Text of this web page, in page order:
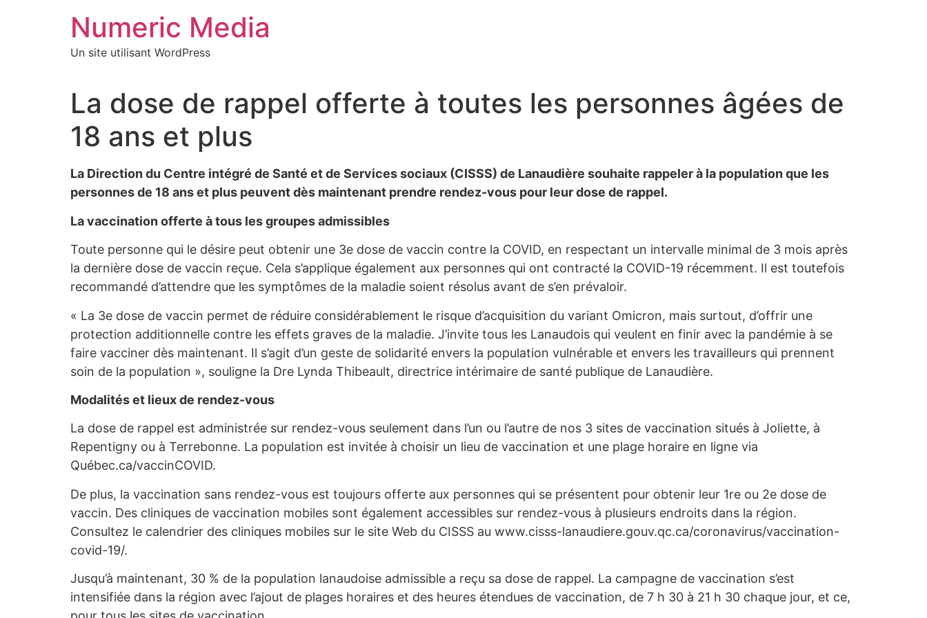
Numeric Media
Un site utilisant WordPress
La dose de rappel offerte à toutes les personnes âgées de
18 ans et plus
La Direction du Centre intégré de Santé et de Services sociaux (CISSS) de Lanaudière souhaite rappeler à la population que les
personnes de 18 ans et plus peuvent dès maintenant prendre rendez-vous pour leur dose de rappel.
La vaccination offerte à tous les groupes admissibles
Toute personne qui le désire peut obtenir une 3e dose de vaccin contre la COVID, en respectant un intervalle minimal de 3 mois après
la dernière dose de vaccin reçue. Cela s’applique également aux personnes qui ont contracté la COVID-19 récemment. Il est toutefois
recommandé d’attendre que les symptômes de la maladie soient résolus avant de s’en prévaloir.
« La 3e dose de vaccin permet de réduire considérablement le risque d’acquisition du variant Omicron, mais surtout, d’offrir une
protection additionnelle contre les effets graves de la maladie. J’invite tous les Lanaudois qui veulent en finir avec la pandémie à se
faire vacciner dès maintenant. Il s’agit d’un geste de solidarité envers la population vulnérable et envers les travailleurs qui prennent
soin de la population », souligne la Dre Lynda Thibeault, directrice intérimaire de santé publique de Lanaudière.
Modalités et lieux de rendez-vous
La dose de rappel est administrée sur rendez-vous seulement dans l’un ou l’autre de nos 3 sites de vaccination situés à Joliette, à
Repentigny ou à Terrebonne. La population est invitée à choisir un lieu de vaccination et une plage horaire en ligne via
Québec.ca/vaccinCOVID.
De plus, la vaccination sans rendez-vous est toujours offerte aux personnes qui se présentent pour obtenir leur 1re ou 2e dose de
vaccin. Des cliniques de vaccination mobiles sont également accessibles sur rendez-vous à plusieurs endroits dans la région.
Consultez le calendrier des cliniques mobiles sur le site Web du CISSS au www.cisss-lanaudiere.gouv.qc.ca/coronavirus/vaccination-
covid-19/.
Jusqu’à maintenant, 30 % de la population lanaudoise admissible a reçu sa dose de rappel. La campagne de vaccination s’est
intensifiée dans la région avec l’ajout de plages horaires et des heures étendues de vaccination, de 7 h 30 à 21 h 30 chaque jour, et ce,